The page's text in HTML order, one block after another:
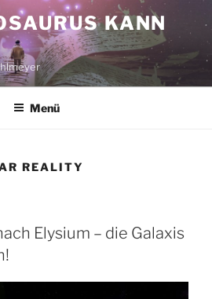
KANN
Menü
REALITY
Elysium – die Galaxis